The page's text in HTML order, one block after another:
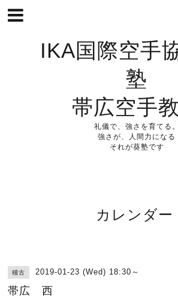
IKA国際空手
塾
帯広空手
礼儀で、強さを育てる。
強さが、人間力になる
それが葵塾です
カレンダー
稽古 2019-01-23 (Wed) 18:30～
帯広 西